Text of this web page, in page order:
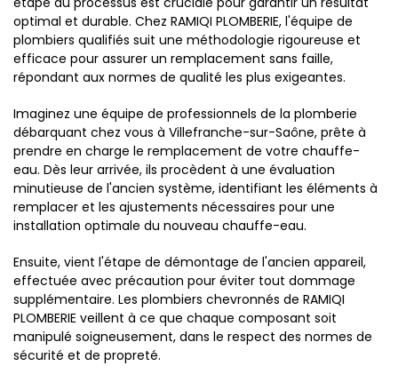
optimal et durable. Chez RAMIQI PLOMBERIE, l'équipe de
plombiers qualifiés suit une méthodologie rigoureuse et
efficace pour assurer un remplacement sans faille,
répondant aux normes de qualité les plus exigeantes.
Imaginez une équipe de professionnels de la plomberie
débarquant chez vous à Villefranche-sur-Saône, prête à
prendre en charge le remplacement de votre chauffe-
eau. Dès leur arrivée, ils procèdent à une évaluation
minutieuse de l'ancien système, identifiant les éléments à
remplacer et les ajustements nécessaires pour une
installation optimale du nouveau chauffe-eau.
Ensuite, vient l'étape de démontage de l'ancien appareil,
effectuée avec précaution pour éviter tout dommage
supplémentaire. Les plombiers chevronnés de RAMIQI
PLOMBERIE veillent à ce que chaque composant soit
manipulé soigneusement, dans le respect des normes de
sécurité et de propreté.